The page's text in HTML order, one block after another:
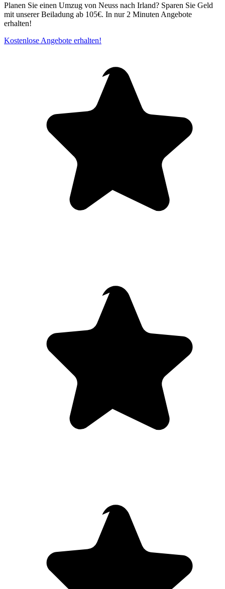
Planen Sie einen Umzug von Neuss nach Irland? Sparen Sie Geld
mit unserer Beiladung ab 105€. In nur 2 Minuten Angebote
erhalten!
Kostenlose Angebote erhalten!